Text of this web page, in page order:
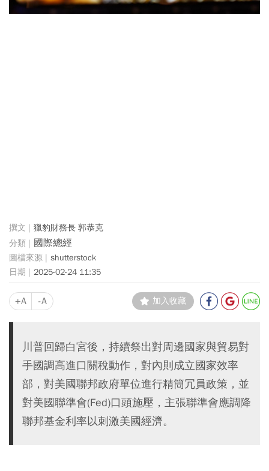
獵豹財務長 郭恭克
國際總經
shutterstock
2025-02-24 11:35
+A -A 加入收藏
川普回歸白宮後，持續祭出對周邊國家與貿易對
手國調高進口關稅動作，對內則成立國家效率
部，對美國聯邦政府單位進行精簡冗員政策，並
對美國聯準會(Fed)口頭施壓，主張聯準會應調降
聯邦基金利率以刺激美國經濟。